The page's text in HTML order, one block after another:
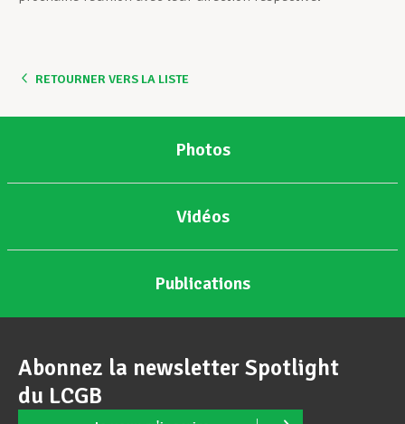
RETOURNER VERS LA LISTE
Photos
Vidéos
Publications
Abonnez la newsletter Spotlight
du LCGB